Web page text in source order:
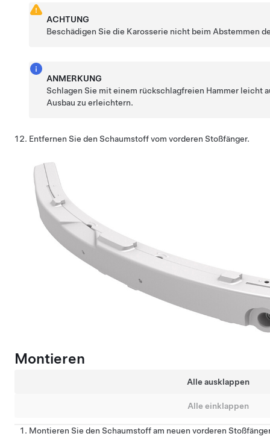
ACHTUNG
Beschädigen Sie die Karosserie nicht beim Abstemmen
ANMERKUNG
Schlagen Sie mit einem rückschlagfreien Hammer leicht
Ausbau zu erleichtern.
Entfernen Sie den Schaumstoff vom vorderen Stoßfänger.
Montieren
Alle ausklappen
Alle einklappen
Montieren Sie den Schaumstoff am neuen vorderen